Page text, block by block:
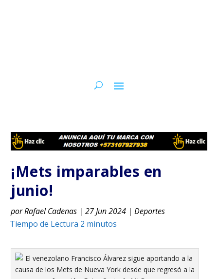
¡Mets imparables en
junio!
porRafael Cadenas |27 Jun 2024 |Deportes